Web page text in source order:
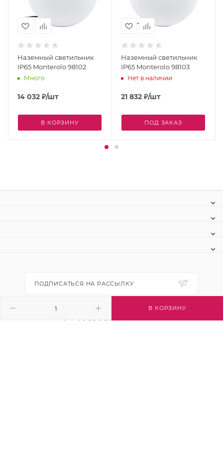
В КОРЗИНУ
Наземный светильник
IP65 Monterolo 98102
Много
14 032 ₽/шт
В КОРЗИНУ
Наземный светильник
IP65 Monterolo 98103
Нет в наличии
21 832 ₽/шт
ПОД ЗАКАЗ
ПОДПИСАТЬСЯ НА РАССЫЛКУ
+7 (495) 445-03-32